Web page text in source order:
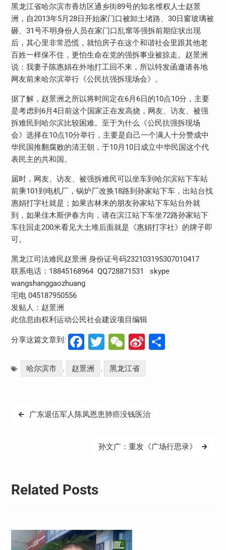
黑龙江省哈尔滨市香坊区通乡街89号的知名维权人士赵景
洲，自2013年5月28日开始家门口被卸土堵路、30日窗玻璃被
砸、31号不明身份人员在家门口乱窜等强拆前期症状出现
后，其心里非常恐慌，就怕房子在这个和谐社会里跟其他老
百姓一样保不住，更怕生命在党的强拆事业被掠走。赵景洲
说：我妻子陈惠娟在外地打工回不来，所以特发函邀请各地
网友前来哈尔滨举行《公民抗强拆现场会》。
据了解，赵景洲之所以将时间定在6月6日的10点10分，主要
是考虑到6月4日前这个国家正在发高烧，网友、访友、被强
拆难民到哈尔滨比较困难。至于为什么《公民抗强拆现场
会》选择在10点10分举行，主要是自己一个满人十分赞成中
华民国推翻腐败的清王朝，于10月10日成立中华民国这个代
表民主的共和国。
届时，网友、访友、被强拆难民可以坐车到哈尔滨站下车站
前乘101到电机厂，锅炉厂改换18路到孙家站下车，出站台找
惠娟打字社就是；如果吉林来的朋友孙家站下车站台外就
到，如果佳木斯伊春方向，请在滨江站下车坐72路孙家站下
车往回走200米看见大土堆后面就是《惠娟打字社》的牌子即
可。
黑龙江司法难民赵景洲 身份证号码232103195307010417
联系电话：18845168964 QQ728871531 skype
wangshanggaozhuang
宅电 045187950556
发贴人：赵景洲
此信息由权利运动公民社会建设项目编辑
分享这篇文章到: Facebook
Twitter
WeChat
Sina
Weibo
分
哈尔滨市 , 赵景洲 , 黑龙江省
文
广东退伍军人陈凤恩患肺癌没钱医治
孙文广：重发《广场行思录》
Related Posts